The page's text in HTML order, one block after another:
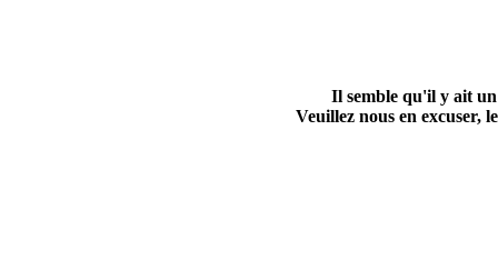
Il semble qu'il y ait
Veuillez nous en excuser,